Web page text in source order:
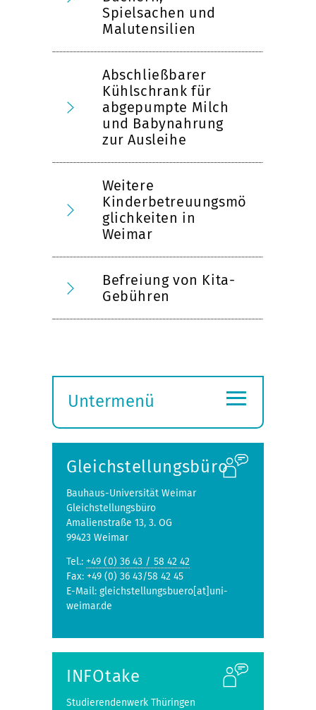
Spielsachen und
Malutensilien
Abschließbarer
Kühlschrank für
abgepumpte Milch
und Babynahrung
zur Ausleihe
Weitere
Kinderbetreuungsmö
glichkeiten in
Weimar
Befreiung von Kita-
Gebühren
Untermenü
öffnen
≡
Gleichstellungsbüro
Bauhaus-Universität Weimar
Gleichstellungsbüro
Amalienstraße 13, 3. OG
99423 Weimar
Tel.: +49 (0) 36 43 / 58 42 42
Fax: +49 (0) 36 43/58 42 45
E-Mail: gleichstellungsbuero[at]uni-
weimar.de
INFOtake
Studierendenwerk Thüringen